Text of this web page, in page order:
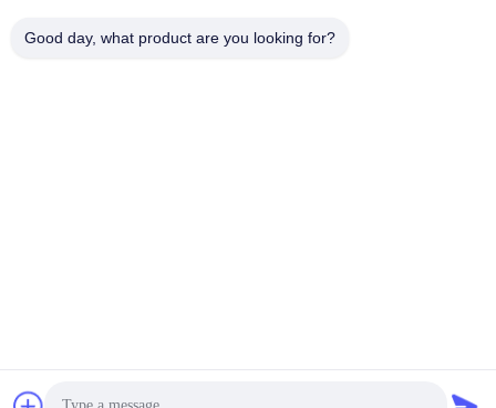
Shenzhen Tunsing Plastic Products Co., Ltd.
© 2018-2026 Shenzhen Tunsing Plastic Products Co., Ltd. .
Good day, what product are you looking for?